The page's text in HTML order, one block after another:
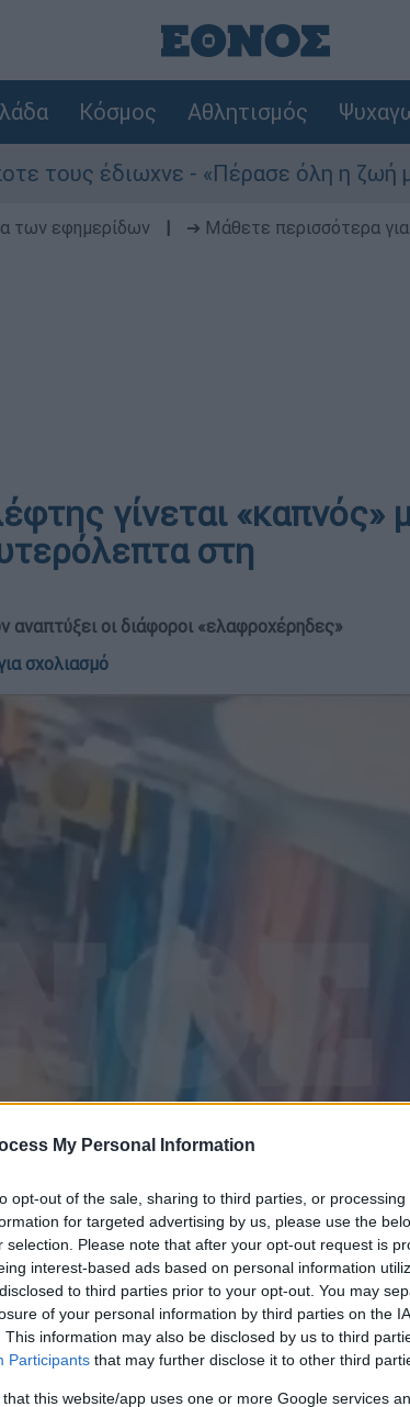
My Personal Information
opt-out of the sale, sharing to third parties, or
for targeted advertising by us, please use the
selection. Please note that after your opt-out request is
interest-based ads based on personal information
to third parties prior to your opt-out. You may
of your personal information by third parties on the
This information may also be disclosed by us to third
Participants that may further disclose it to other third
that this website/app uses one or more Google services
Κόσμος Αθλητισμός
- «Πέρασε όλη η ζωή μπροστά
των εφημερίδων ➔ Μάθετε περισσότερα
γίνεται «καπνός»
στη
οι διάφοροι «ελαφροχέρηδες»
σχολιασμό
το ΕΘΝΟΣ στη Google
δράστης στο κέντρο της
ενός δίκυκλου και να το εξαφανίσει